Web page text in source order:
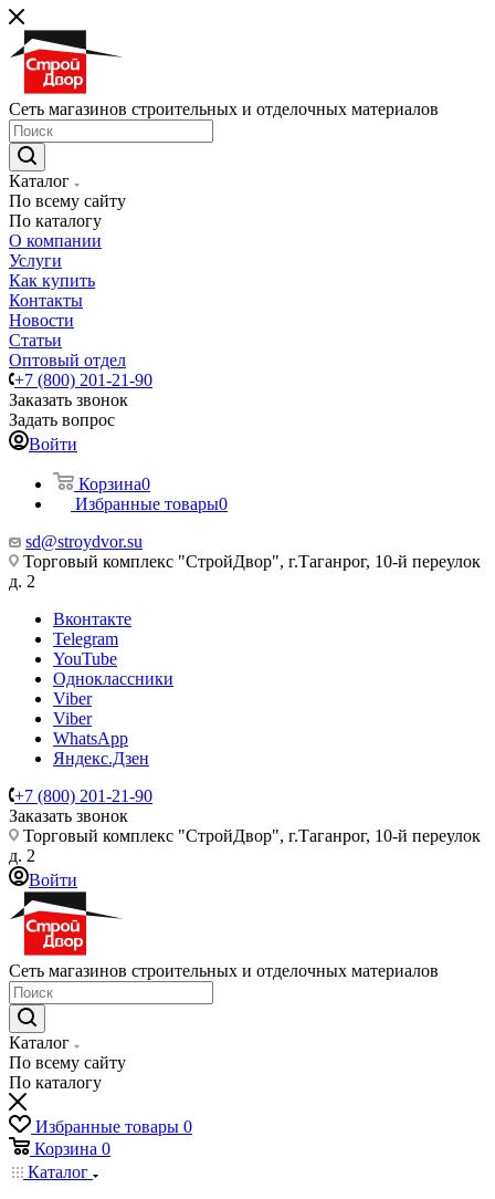
Сеть магазинов строительных и отделочных материалов
Каталог
По всему сайту
По каталогу
О компании
Услуги
Как купить
Контакты
Новости
Статьи
Оптовый отдел
+7 (800) 201-21-90
Заказать звонок
Задать вопрос
Войти
Корзина0
Избранные товары0
sd@stroydvor.su
Торговый комплекс "СтройДвор", г.Таганрог, 10-й переулок
д. 2
Вконтакте
Telegram
YouTube
Одноклассники
Viber
Viber
WhatsApp
Яндекс.Дзен
+7 (800) 201-21-90
Заказать звонок
Торговый комплекс "СтройДвор", г.Таганрог, 10-й переулок
д. 2
Войти
Сеть магазинов строительных и отделочных материалов
Каталог
По всему сайту
По каталогу
Избранные товары 0
Корзина 0
Каталог